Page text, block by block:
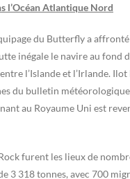
l’Océan Atlantique Nord
du Butterfly a
inégale le navire au fond
l’Islande et l’Irlande.
du bulletin
au Royaume Uni est
furent les lieux de
3 318 tonnes, avec 700